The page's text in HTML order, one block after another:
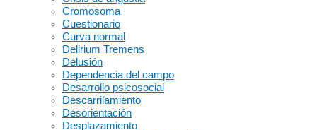
Cromosoma
Cuestionario
Curva normal
Delirium Tremens
Delusión
Dependencia del campo
Desarrollo psicosocial
Descarrilamiento
Desorientación
Desplazamiento